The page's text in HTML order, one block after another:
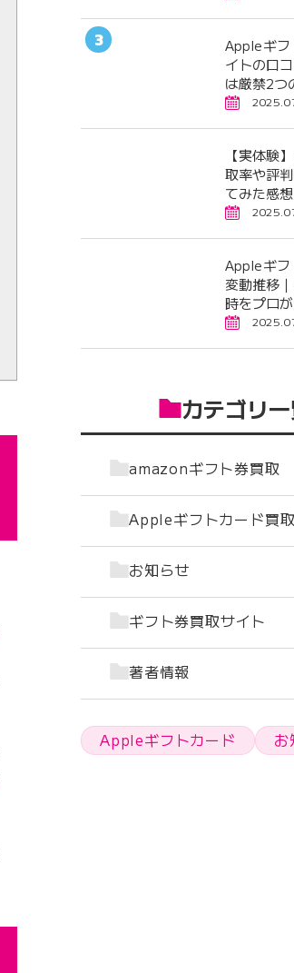
Appleギ
イトの口
は厳禁2つ
【実体験
取率や評
てみた感
Appleギフ
変動推移
時をプロ
カテゴリ
amazonギフト券買取
Appleギフトカード買取
お知らせ
ギフト券買取サイト
著者情報
Appleギフトカード お